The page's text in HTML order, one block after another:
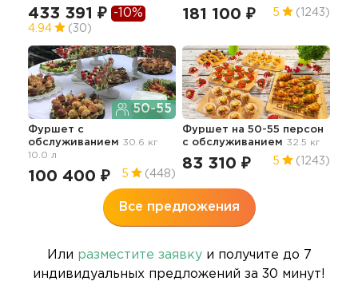
433 391 ₽ -10%
4.94 (30)
181 100 ₽ 5 (1243)
50-55
Фуршет с
обслуживанием 30.6 кг
10.0 л
100 400 ₽ 5 (448)
Фуршет на 50-55 персон
с обслуживанием 32.5 кг
83 310 ₽ 5 (1243)
Все предложения
Или разместите заявкуи получите до 7
индивидуальных предложений за 30 минут!